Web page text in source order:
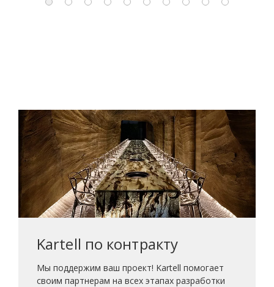
Kartell по контракту
Мы поддержим ваш проект! Kartell помогает
своим партнерам на всех этапах разработки